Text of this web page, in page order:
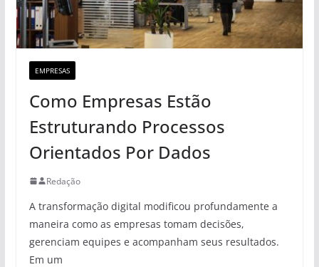
EMPRESAS
Como Empresas Estão
Estruturando Processos
Orientados Por Dados
Redação
A transformação digital modificou profundamente a
maneira como as empresas tomam decisões,
gerenciam equipes e acompanham seus resultados.
Em um